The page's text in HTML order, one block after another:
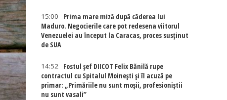
15:00
Prima mare miză după căderea lui
Maduro. Negocierile care pot redesena viitorul
Venezuelei au început la Caracas, proces susținut
de SUA
14:52
Fostul șef DIICOT Felix Bănilă rupe
contractul cu Spitalul Moinești și îl acuză pe
primar: „Primăriile nu sunt moșii, profesioniștii
nu sunt vasali”